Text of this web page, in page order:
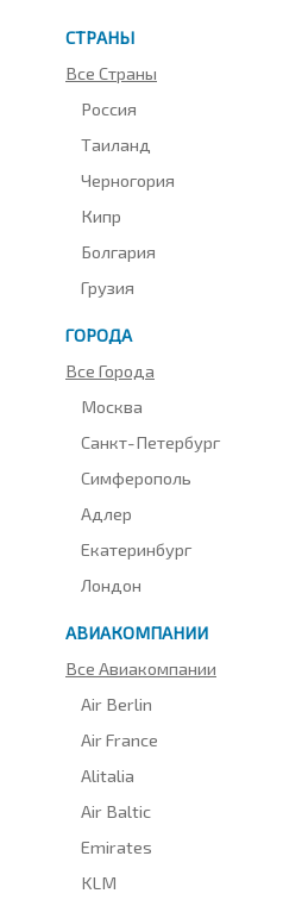
СТРАНЫ
Все Страны
Россия
Таиланд
Черногория
Кипр
Болгария
Грузия
ГОРОДА
Все Города
Москва
Санкт-Петербург
Симферополь
Адлер
Екатеринбург
Лондон
АВИАКОМПАНИИ
Все Авиакомпании
Air Berlin
Air France
Alitalia
Air Baltic
Emirates
KLM